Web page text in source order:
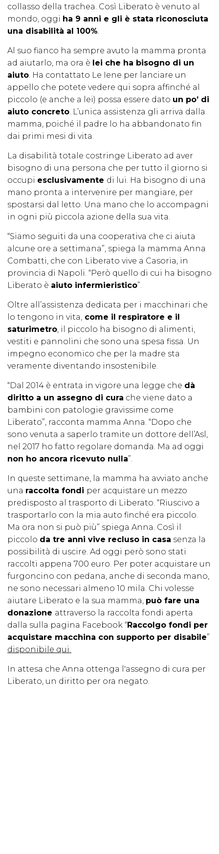
collasso della trachea. Così Liberato è venuto al
mondo, oggi ha 9 anni e gli è stata riconosciuta
una disabilità al 100%.
Al suo fianco ha sempre avuto la mamma pronta
ad aiutarlo, ma ora è lei che ha bisogno di un
aiuto. Ha contattato Le Iene per lanciare un
appello che potete vedere qui sopra affinché al
piccolo (e anche a lei) possa essere dato un po’ di
aiuto concreto. L’unica assistenza gli arriva dalla
mamma, poiché il padre lo ha abbandonato fin
dai primi mesi di vita.
La disabilità totale costringe Liberato ad aver
bisogno di una persona che per tutto il giorno si
occupi esclusivamente di lui. Ha bisogno di una
mano pronta a intervenire per mangiare, per
spostarsi dal letto. Una mano che lo accompagni
in ogni più piccola azione della sua vita.
“Siamo seguiti da una cooperativa che ci aiuta
alcune ore a settimana”, spiega la mamma Anna
Combatti, che con Liberato vive a Casoria, in
provincia di Napoli. “Però quello di cui ha bisogno
Liberato è aiuto infermieristico”.
Oltre all’assistenza dedicata per i macchinari che
lo tengono in vita, come il respiratore e il
saturimetro, il piccolo ha bisogno di alimenti,
vestiti e pannolini che sono una spesa fissa. Un
impegno economico che per la madre sta
veramente diventando insostenibile.
“Dal 2014 è entrata in vigore una legge che dà
diritto a un assegno di cura che viene dato a
bambini con patologie gravissime come
Liberato”, racconta mamma Anna. “Dopo che
sono venuta a saperlo tramite un dottore dell’Asl,
nel 2017 ho fatto regolare domanda. Ma ad oggi
non ho ancora ricevuto nulla”.
In queste settimane, la mamma ha avviato anche
una raccolta fondi per acquistare un mezzo
predisposto al trasporto di Liberato. “Riuscivo a
trasportarlo con la mia auto finché era piccolo.
Ma ora non si può più” spiega Anna. Così il
piccolo da tre anni vive recluso in casa senza la
possibilità di uscire. Ad oggi però sono stati
raccolti appena 700 euro. Per poter acquistare un
furgoncino con pedana, anche di seconda mano,
ne sono necessari almeno 10 mila. Chi volesse
aiutare Liberato e la sua mamma, può fare una
donazione attraverso la raccolta fondi aperta
dalla sulla pagina Facebook “Raccolgo fondi per
acquistare macchina con supporto per disabile”
disponibile qui
In attesa che Anna ottenga l'assegno di cura per
Liberato, un diritto per ora negato.